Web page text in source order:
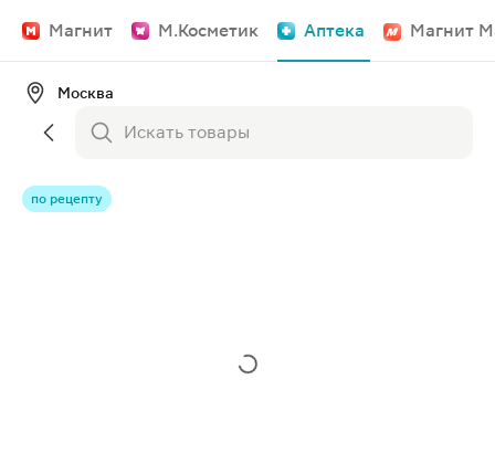
Магнит М.Косметик Аптека Магнит
Москва
по рецепту